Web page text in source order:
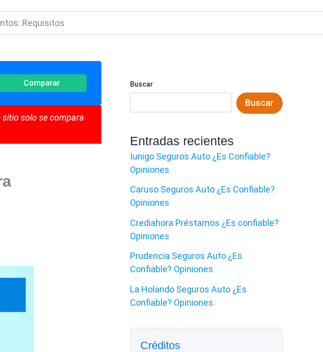
Requisitos
Comparar
sitio solo se compara
Buscar
Buscar
Entradas recientes
Iunigo Seguros Auto ¿Es Confiable?
Opiniones
Caruso Seguros Auto ¿Es Confiable?
Opiniones
Crediahora Préstamos ¿Es confiable?
Opiniones
Prudencia Seguros Auto ¿Es
Confiable? Opiniones
La Holando Seguros Auto ¿Es
Confiable? Opiniones
Créditos